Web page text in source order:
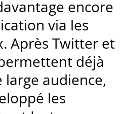
encore
via les
Après Twitter et
déjà
audience,
les